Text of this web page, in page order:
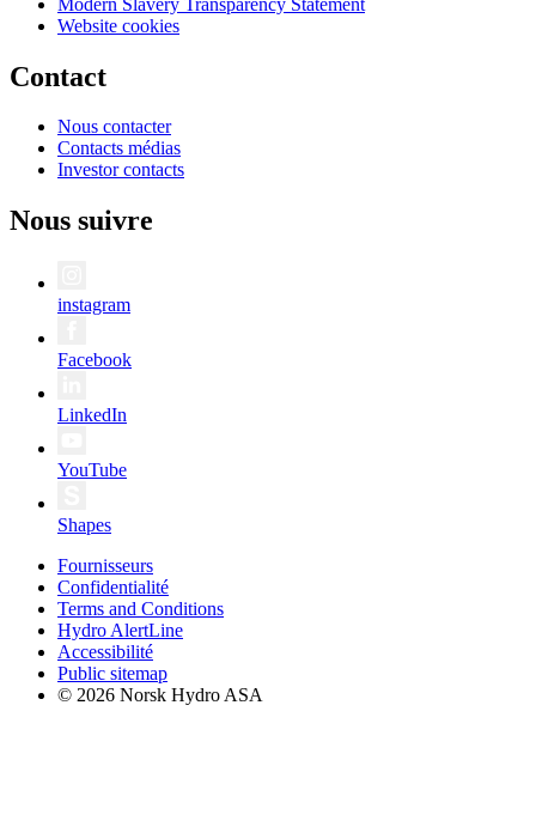
Website cookies
Contact
Nous contacter
Contacts médias
Investor contacts
Nous suivre
instagram
Facebook
LinkedIn
YouTube
Shapes
Fournisseurs
Confidentialité
Terms and Conditions
Hydro AlertLine
Accessibilité
Public sitemap
© 2026 Norsk Hydro ASA